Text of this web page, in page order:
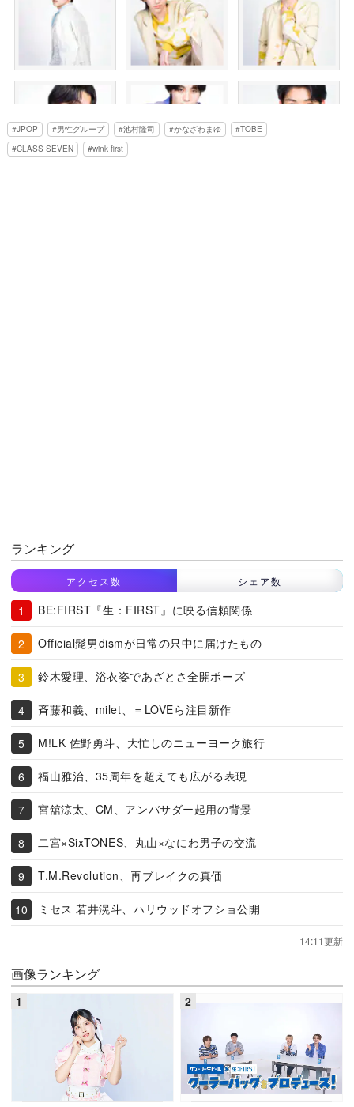
JPOP 男性グループ 池村隆司 かなざわまゆ
TOBE
CLASS SEVEN
wink first
ランキング
アクセス数 シェア数
BE:FIRST『生：FIRST』に映る信頼関係
Official髭男dismが日常の只中に届けたもの
鈴木愛理、浴衣姿であざとさ全開ポーズ
斉藤和義、milet、＝LOVEら注目新作
M!LK 佐野勇斗、大忙しのニューヨーク旅行
福山雅治、35周年を超えても広がる表現
宮舘涼太、CM、アンバサダー起用の背景
二宮×SixTONES、丸山×なにわ男子の交流
T.M.Revolution、再ブレイクの真価
ミセス 若井滉斗、ハリウッドオフショ公開
14:11更新
画像ランキング